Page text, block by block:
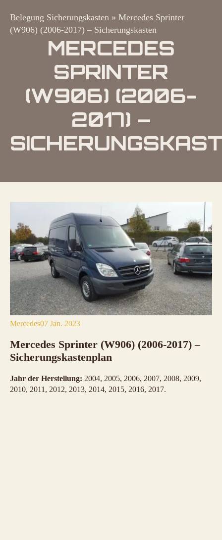
Belegung Sicherungskasten » Mercedes Sprinter
(W906) (2006-2017) – Sicherungskasten
MERCEDES
SPRINTER
(W906) (2006-
2017) –
Mercedes07 Jan. 2023
Mercedes Sprinter (W906) (2006-2017) –
Sicherungskastenplan
Jahr der Herstellung: 2004, 2005, 2006, 2007, 2008, 2009,
2010, 2011, 2012, 2013, 2014, 2015, 2016, 2017.